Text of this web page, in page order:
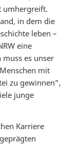
umhergreift.
in dem die
leben –
eine
es unser
mit
zu gewinnen“,
junge
Karriere